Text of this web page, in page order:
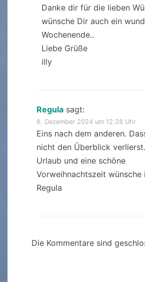
Danke dir für die lieben
wünsche Dir auch ein
Wochenende..
Liebe Grüße
illy
Regula sagt:
8. Dezember 2024 um 12:28 Uhr
Eins nach dem anderen.
nicht den Überblick
Urlaub und eine schöne
Vorweihnachtszeit wünsche
Regula
Die Kommentare sind